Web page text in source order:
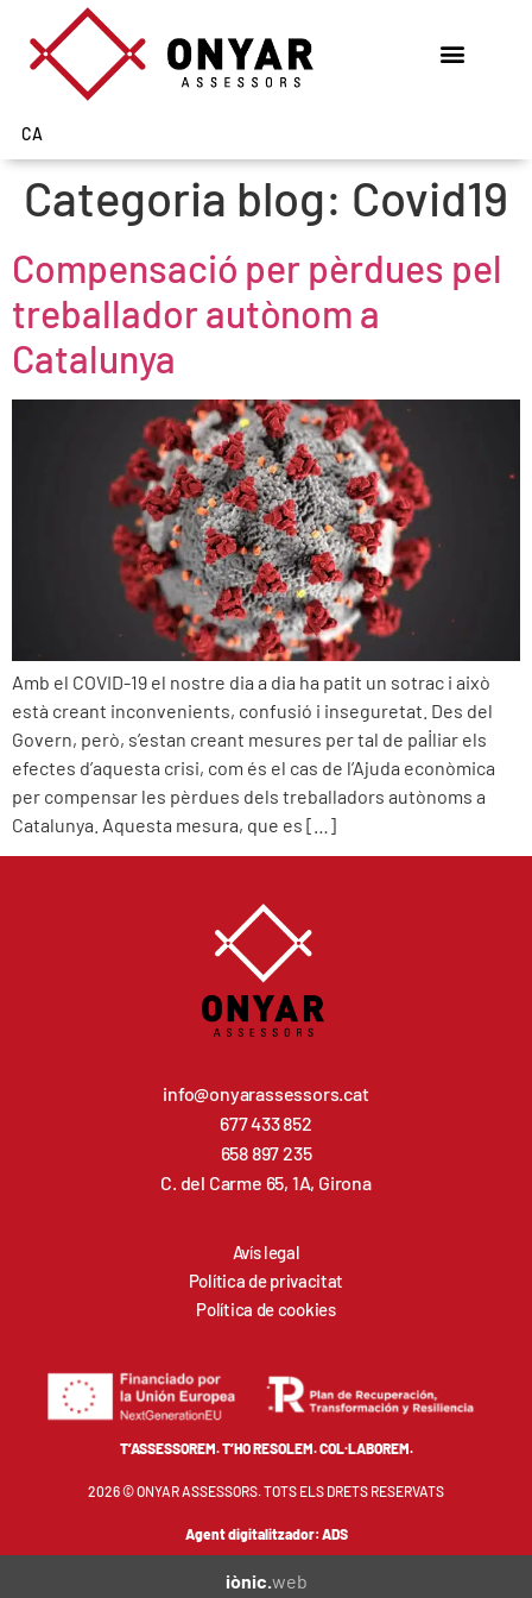
CA
Categoria blog: Covid19
Compensació per pèrdues pel
treballador autònom a
Catalunya
Amb el COVID-19 el nostre dia a dia ha patit un sotrac i això
està creant inconvenients, confusió i inseguretat. Des del
Govern, però, s’estan creant mesures per tal de pal·liar els
efectes d’aquesta crisi, com és el cas de l’Ajuda econòmica
per compensar les pèrdues dels treballadors autònoms a
Catalunya. Aquesta mesura, que es […]
info@onyarassessors.cat
677 433 852
658 897 235
C. del Carme 65, 1A, Girona
Avís legal
Política de privacitat
Política de cookies
T’ASSESSOREM. T’HO RESOLEM. COL·LABOREM.
2026 © ONYAR ASSESSORS. TOTS ELS DRETS RESERVATS
Agent digitalitzador: ADS
iònic.web